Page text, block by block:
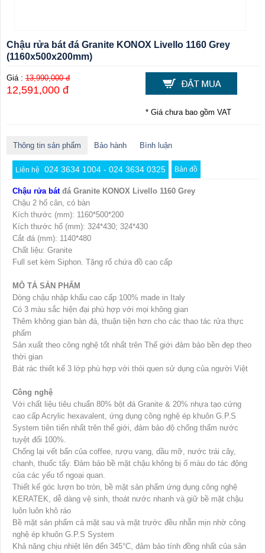
Chậu rửa bát đá Granite KONOX Livello 1160 Grey
(1160x500x200mm)
Giá : 13,990,000 đ
12,591,000 đ
* Giá chưa bao gồm VAT
Thông tin sản phẩm Bảo hành Bình luận
Liên hệ 024 3634 1004 - 024 3634 0325 Bản đồ
Chậu rửa bátđá Granite KONOX Livello 1160 Grey
Chậu 2 hố cân, có bàn
Kích thước (mm): 1160*500*200
Kích thước hố (mm): 324*430; 324*430
Cắt đá (mm): 1140*480
Chất liệu: Granite
Full set kèm Siphon. Tặng rổ chứa đồ cao cấp
MÔ TẢ SẢN PHẨM
Dòng chậu nhập khẩu cao cấp 100% made in Italy
Có 3 màu sắc hiện đại phù hợp với mọi không gian
Thêm không gian bàn đá, thuận tiện hơn cho các thao tác rửa thực
phẩm
Sản xuất theo công nghệ tốt nhất trên Thế giới đảm bảo bền đẹp theo
thời gian
Bát rác thiết kế 3 lớp phù hợp với thói quen sử dụng của người Việt
Công nghệ
Với chất liệu tiêu chuẩn 80% bột đá Granite & 20% nhựa tạo cứng
cao cấp Acrylic hexavalent, ứng dụng công nghệ ép khuôn G.P.S
System tiên tiến nhất trên thế giới, đảm bảo độ chống thấm nước
tuyệt đối 100%.
Chống lại vết bẩn của coffee, rượu vang, dầu mỡ, nước trái cây,
chanh, thuốc tẩy. Đảm bảo bề mặt chậu không bị ố màu do tác động
của các yếu tố ngoại quan.
Thiết kế góc lượn bo tròn, bề mặt sản phẩm ứng dụng công nghệ
KERATEK, dễ dàng vệ sinh, thoát nước nhanh và giữ bề mặt chậu
luôn luôn khô ráo
Bề mặt sản phẩm cả mặt sau và mặt trước đều nhẵn mịn nhờ công
nghệ ép khuôn G.P.S System
Khả năng chịu nhiệt lên đến 345°C, đảm bảo tính đồng nhất của sản